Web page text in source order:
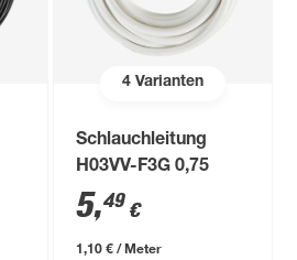
4Varianten
Schlauchleitung
H03VV-F3G 0,75
5,49 €
1,10 € / Meter